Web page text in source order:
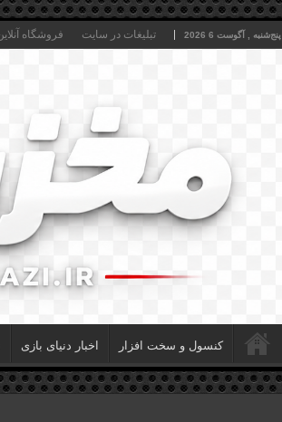
پنج‌شنبه , آگوست 6 2026 تبلیغات در سایت فروشگاه
کنسول و سخت افزار اخبار دنیای بازی